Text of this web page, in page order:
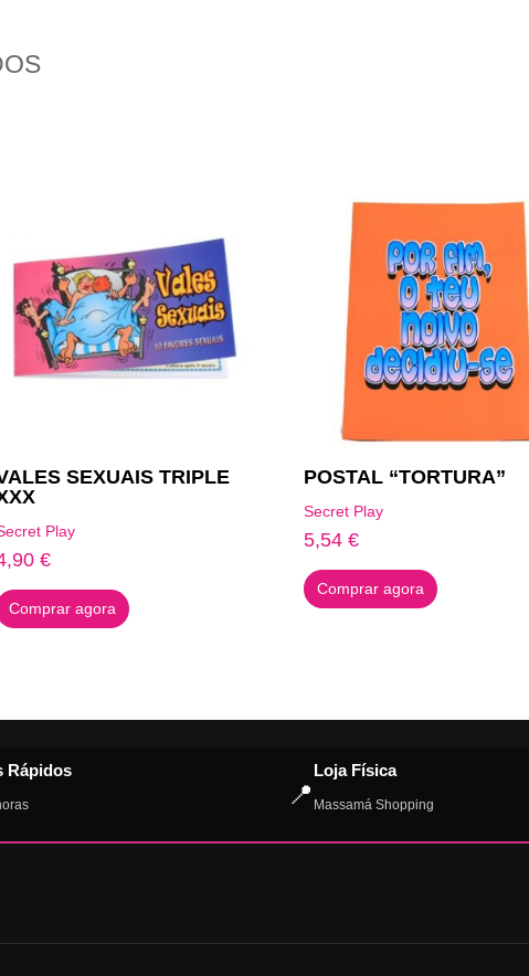
SEXUAIS TRIPLE
Play
€
Comprar agora
POSTAL “TORTURA”
Secret Play
5,54€
Comprar agora
Rápidos
📍
Loja Física
Massamá Shopping